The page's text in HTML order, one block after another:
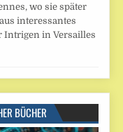
wo sie später
interessantes
Intrigen in Versailles
BÜCHER